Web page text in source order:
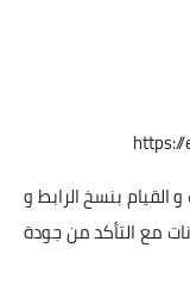
بنسخ الرابط و
مع التأكد من جودة